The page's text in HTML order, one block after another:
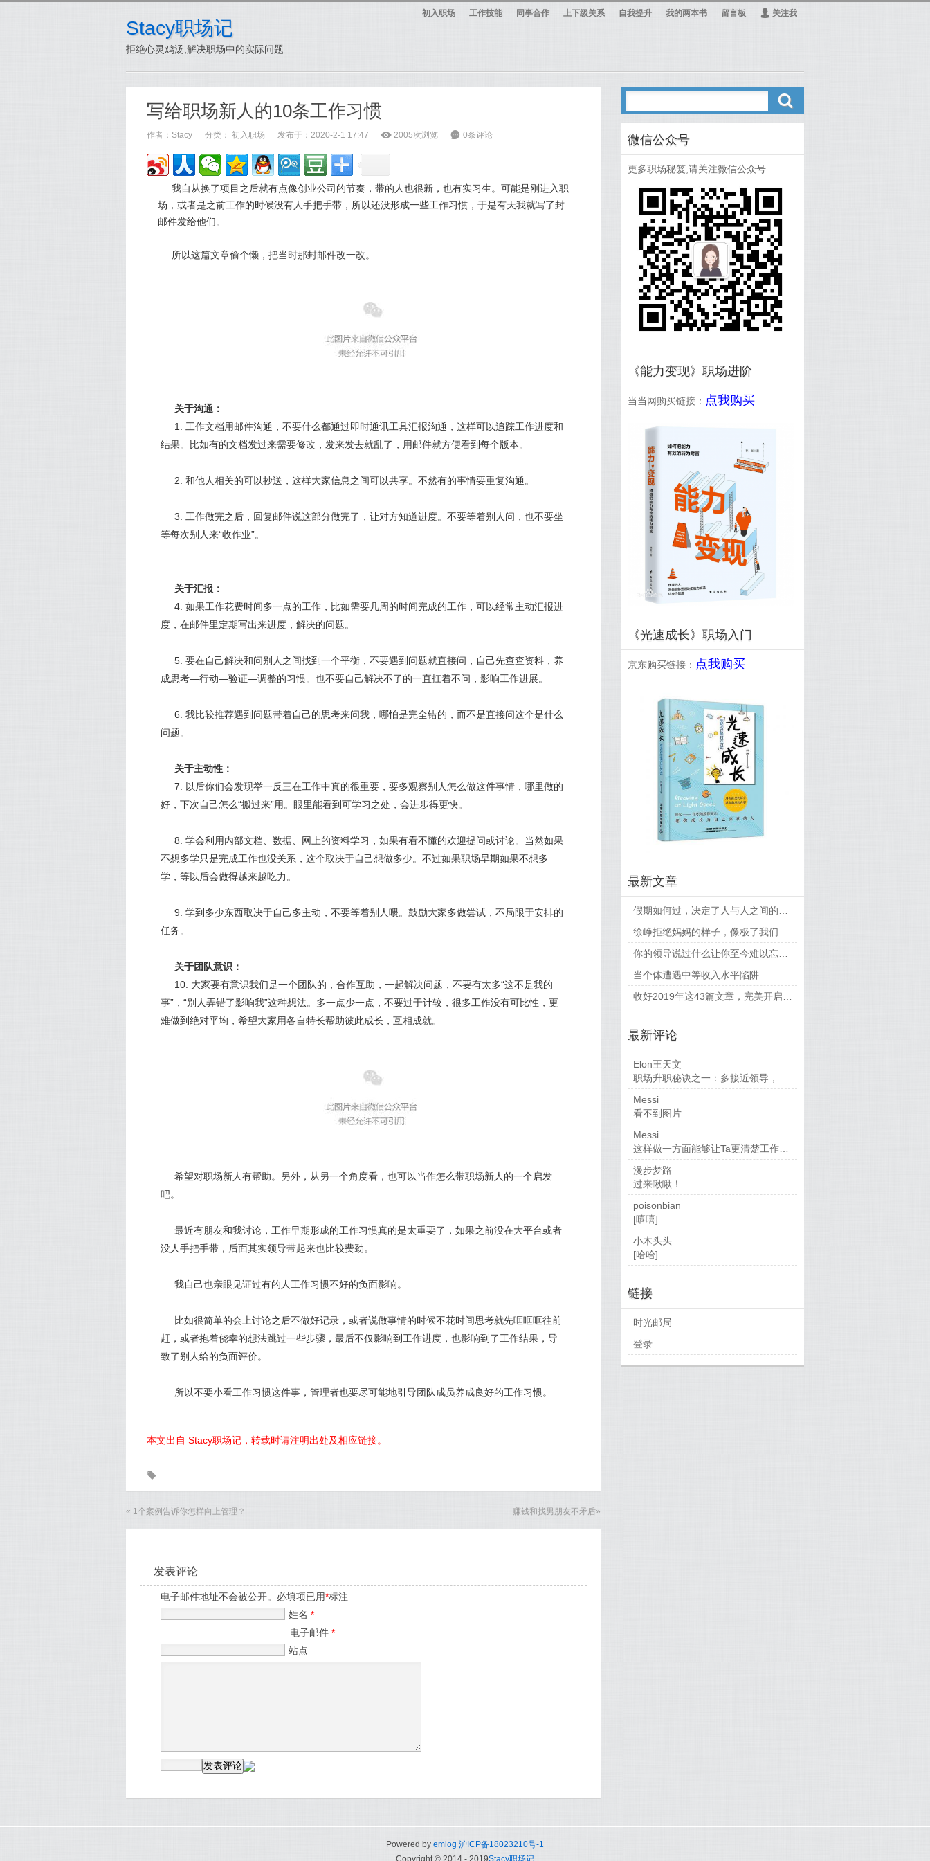
Stacy职场记
拒绝心灵鸡汤,解决职场中的实际问题
初入职场 工作技能 同事合作 上下级关系 自我提升 我的两本书 留言板 Ą 关注我
写给职场新人的10条工作习惯
作者： Stacy 分类： 初入职场 发布于：2020-2-1 17:47 ė 2005次浏览 6 0条评论
我自从换了项目之后就有点像创业公司的节奏，带的人也很新，也有实习生。可能是刚进入职
场，或者是之前工作的时候没有人手把手带，所以还没形成一些工作习惯，于是有天我就写了封
邮件发给他们。
所以这篇文章偷个懒，把当时那封邮件改一改。
关于沟通：
1. 工作文档用邮件沟通，不要什么都通过即时通讯工具汇报沟通，这样可以追踪工作进度和
结果。比如有的文档发过来需要修改，发来发去就乱了，用邮件就方便看到每个版本。
2. 和他人相关的可以抄送，这样大家信息之间可以共享。不然有的事情要重复沟通。
3. 工作做完之后，回复邮件说这部分做完了，让对方知道进度。不要等着别人问，也不要坐
等每次别人来“收作业”。
关于汇报：
4. 如果工作花费时间多一点的工作，比如需要几周的时间完成的工作，可以经常主动汇报进
度，在邮件里定期写出来进度，解决的问题。
5. 要在自己解决和问别人之间找到一个平衡，不要遇到问题就直接问，自己先查查资料，养
成思考—行动—验证—调整的习惯。也不要自己解决不了的一直扛着不问，影响工作进展。
6. 我比较推荐遇到问题带着自己的思考来问我，哪怕是完全错的，而不是直接问这个是什么
问题。
关于主动性：
7. 以后你们会发现举一反三在工作中真的很重要，要多观察别人怎么做这件事情，哪里做的
好，下次自己怎么“搬过来”用。眼里能看到可学习之处，会进步得更快。
8. 学会利用内部文档、数据、网上的资料学习，如果有看不懂的欢迎提问或讨论。当然如果
不想多学只是完成工作也没关系，这个取决于自己想做多少。不过如果职场早期如果不想多
学，等以后会做得越来越吃力。
9. 学到多少东西取决于自己多主动，不要等着别人喂。鼓励大家多做尝试，不局限于安排的
任务。
关于团队意识：
10. 大家要有意识我们是一个团队的，合作互助，一起解决问题，不要有太多“这不是我的
事”，“别人弄错了影响我”这种想法。多一点少一点，不要过于计较，很多工作没有可比性，更
难做到绝对平均，希望大家用各自特长帮助彼此成长，互相成就。
希望对职场新人有帮助。另外，从另一个角度看，也可以当作怎么带职场新人的一个启发
吧。
最近有朋友和我讨论，工作早期形成的工作习惯真的是太重要了，如果之前没在大平台或者
没人手把手带，后面其实领导带起来也比较费劲。
我自己也亲眼见证过有的人工作习惯不好的负面影响。
比如很简单的会上讨论之后不做好记录，或者说做事情的时候不花时间思考就先哐哐哐往前
赶，或者抱着侥幸的想法跳过一些步骤，最后不仅影响到工作进度，也影响到了工作结果，导
致了别人给的负面评价。
所以不要小看工作习惯这件事，管理者也要尽可能地引导团队成员养成良好的工作习惯。
本文出自 Stacy职场记，转载时请注明出处及相应链接。
0
« 1个案例告诉你怎样向上管理？ 赚钱和找男朋友不矛盾»
发表评论
电子邮件地址不会被公开。必填项已用*标注
姓名 *
电子邮件 *
站点
ő
微信公众号
更多职场秘笈,请关注微信公众号:
《能力变现》职场进阶
当当网购买链接： 点我购买
《光速成长》职场入门
京东购买链接： 点我购买
最新文章
当个体遭遇中等收入水平陷阱
最新评论
Elon王天文
职场升职秘诀之一：多接近领导，当然，多做...
Messi
看不到图片
Messi
这样做一方面能够让Ta更清楚工作要求，也...
漫步梦路
过来瞅瞅！
poisonbian
[嘻嘻]
小木头头
[哈哈]
链接
时光邮局
登录
Powered by emlog 沪ICP备18023210号-1
Copyright © 2014 - 2019Stacy职场记